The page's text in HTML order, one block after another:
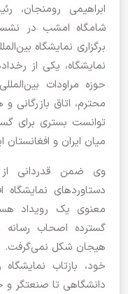
ابراهیمی رومنجان،
شامگاه امشب در
برگزاری نمایشگاه
نمایشگاه، یکی از
حوزه مراودات
محترم، اتاق
توانست بستری برای
میان ایران و افغانستان
وی ضمن قدردانی
دستاوردهای
معنوی یک رویداد
گسترده اصحاب رسانه
هیجان شکل نمی‌گرفت.
خود، بازتاب
دانشگاهی تا صنعتگر و